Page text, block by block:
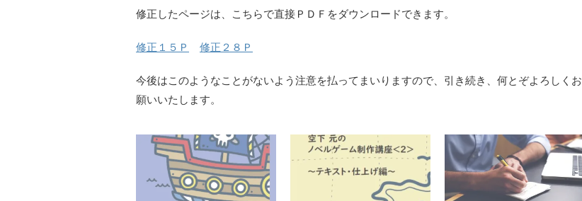
修正したページは、こちらで直接ＰＤＦをダウンロードできます。
修正１５Ｐ 修正２８Ｐ
今後はこのようなことがないよう注意を払ってまいりますので、引き続き、何とぞよろしくお
願いいたします。